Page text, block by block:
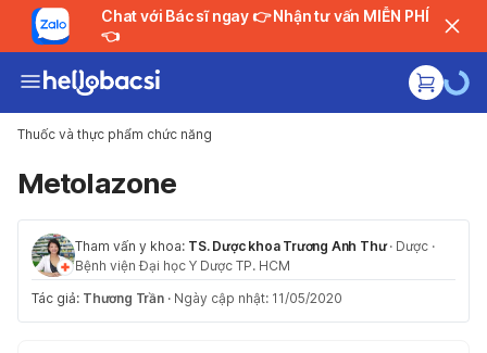
Chat với Bác sĩ ngay 👉 Nhận tư vấn MIỄN PHÍ
👈
Thuốc và thực phẩm chức năng
Metolazone
Tham vấn y khoa: TS. Dược khoa Trương Anh Thư · Dược ·
Bệnh viện Đại học Y Dược TP. HCM
Tác giả: Thương Trần · Ngày cập nhật: 11/05/2020